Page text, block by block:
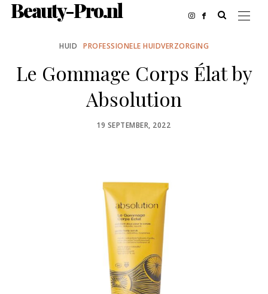
Beauty-Pro.nl
HUID PROFESSIONELE HUIDVERZORGING
Le Gommage Corps Élat by
Absolution
POSTED
19 SEPTEMBER, 2022